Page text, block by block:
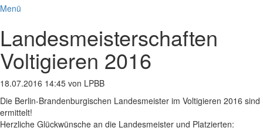
Menü
Landesmeisterschaften
Voltigieren 2016
18.07.2016 14:45 von LPBB
Die Berlin-Brandenburgischen Landesmeister im Voltigieren 2016 sind
ermittelt!
Herzliche Glückwünsche an die Landesmeister und Platzierten: